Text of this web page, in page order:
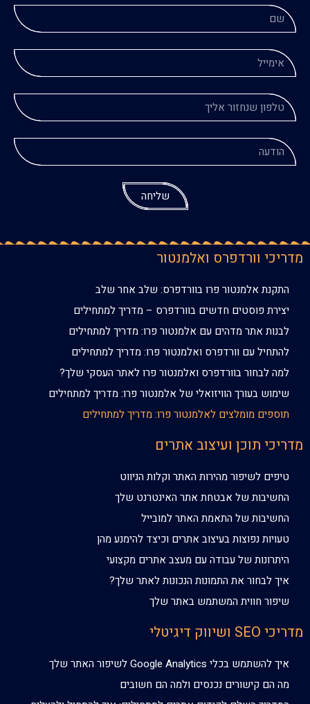
שליחה
מדריכי וורדפרס ואלמנטור
התקנת אלמנטור פרו בוורדפרס: שלב אחר שלב
יצירת פוסטים חדשים בוורדפרס – מדריך למתחילים
לבנות אתר מדהים עם אלמנטור פרו: מדריך למתחילים
להתחיל עם וורדפרס ואלמנטור פרו: מדריך למתחילים
למה לבחור בוורדפרס ואלמנטור פרו לאתר העסקי שלך?
שימוש בעורך הוויזואלי של אלמנטור פרו: מדריך למתחילים
תוספים מומלצים לאלמנטור פרו: מדריך למתחילים
מדריכי תוכן ועיצוב אתרים
טיפים לשיפור מהירות האתר וקלות הניווט
החשיבות של אבטחת אתר האינטרנט שלך
החשיבות של התאמת האתר למובייל
טעויות נפוצות בעיצוב אתרים וכיצד להימנע מהן
היתרונות של עבודה עם מעצב אתרים מקצועי
איך לבחור את התמונות הנכונות לאתר שלך?
שיפור חווית המשתמש באתר שלך
מדריכי SEO ושיווק דיגיטלי
איך להשתמש בכלי Google Analytics לשיפור האתר שלך
מה הם קישורים נכנסים ולמה הם חשובים